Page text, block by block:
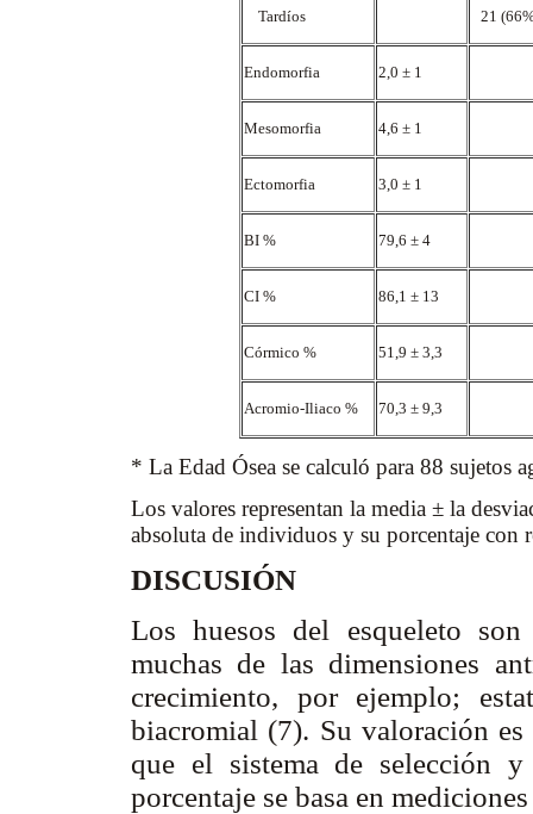
Tardíos 21
Endomorfia 2,0 ± 1
Mesomorfia 4,6 ± 1
Ectomorfia 3,0 ± 1
BI % 79,6 ± 4
CI % 86,1 ± 13
Córmico % 51,9 ± 3,3
Acromio-Iliaco % 70,3 ± 9,3
* La Edad Ósea se calculó para 88 sujetos
Los valores representan la media ± la
absoluta de individuos y su porcentaje con
DISCUSIÓN
Los huesos del esqueleto
muchas de las dimensiones
crecimiento, por ejemplo;
biacromial (7). Su valoración
que el sistema de selección
porcentaje se basa en